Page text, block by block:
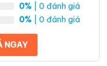
0% | 0 đánh giá
0% | 0 đánh giá
NGAY